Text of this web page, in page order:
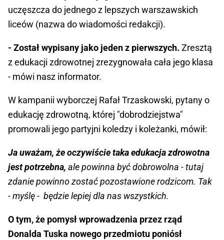
uczęszcza do jednego z lepszych warszawskich
liceów (nazwa do wiadomości redakcji).
- Został wypisany jako jeden z pierwszych. Zresztą
z edukacji zdrowotnej zrezygnowała cała jego klasa
- mówi nasz informator.
W kampanii wyborczej Rafał Trzaskowski, pytany o
edukację zdrowotną, której "dobrodziejstwa"
promowali jego partyjni koledzy i koleżanki, mówił:
Ja uważam, że oczywiście taka edukacja zdrowotna
jest potrzebna, ale powinna być dobrowolna - tutaj
zdanie powinno zostać pozostawione rodzicom. Tak
- myślę - będzie lepiej dla nas wszystkich.
O tym, że pomysł wprowadzenia przez rząd
Donalda Tuska nowego przedmiotu poniósł